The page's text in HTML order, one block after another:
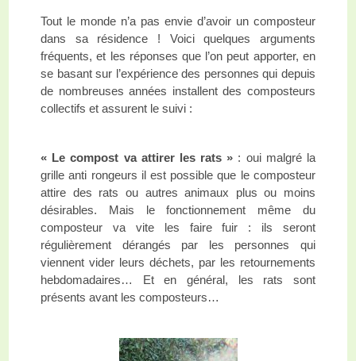
Tout le monde n’a pas envie d’avoir un composteur
dans sa résidence ! Voici quelques arguments
fréquents, et les réponses que l’on peut apporter, en
se basant sur l’expérience des personnes qui depuis
de nombreuses années installent des composteurs
collectifs et assurent le suivi :
« Le compost va attirer les rats » : oui malgré la
grille anti rongeurs il est possible que le composteur
attire des rats ou autres animaux plus ou moins
désirables. Mais le fonctionnement même du
composteur va vite les faire fuir : ils seront
régulièrement dérangés par les personnes qui
viennent vider leurs déchets, par les retournements
hebdomadaires… Et en général, les rats sont
présents avant les composteurs…